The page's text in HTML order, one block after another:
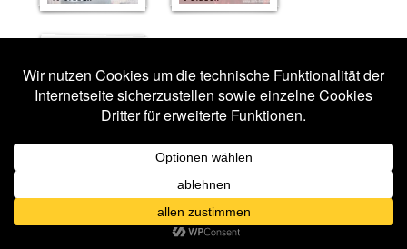
HEYDENRAUSCH
Veröffentlicht unterFotos 2016|Verschlagwortet mitAesthetic
Artwork,Aurelio Voltaire
,Eric Fish & Friends
Heydenrausch,Kyoll,Lacrimosa,Leipzig,Lord Of The Lost,
Velvet Acid Christ,Versengold